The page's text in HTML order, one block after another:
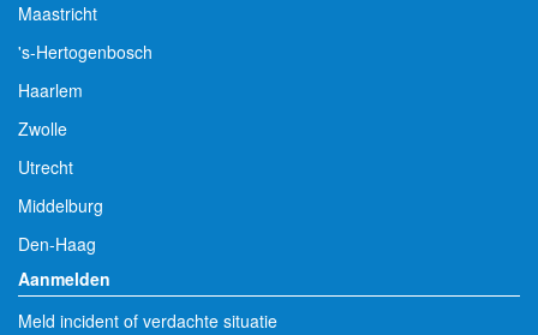
Maastricht
's-Hertogenbosch
Haarlem
Zwolle
Utrecht
Middelburg
Den-Haag
Aanmelden
Meld incident of verdachte situatie